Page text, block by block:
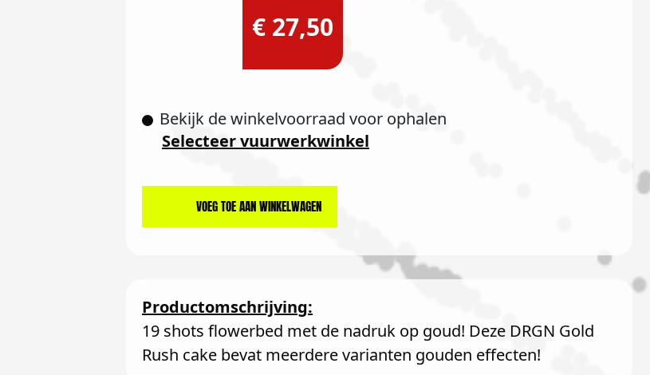
€ 27,50
Bekijk de winkelvoorraad voor ophalen
Selecteer vuurwerkwinkel
VOEG TOE AAN WINKELWAGEN
Productomschrijving:
19 shots flowerbed met de nadruk op goud! Deze DRGN Gold
Rush cake bevat meerdere varianten gouden effecten!